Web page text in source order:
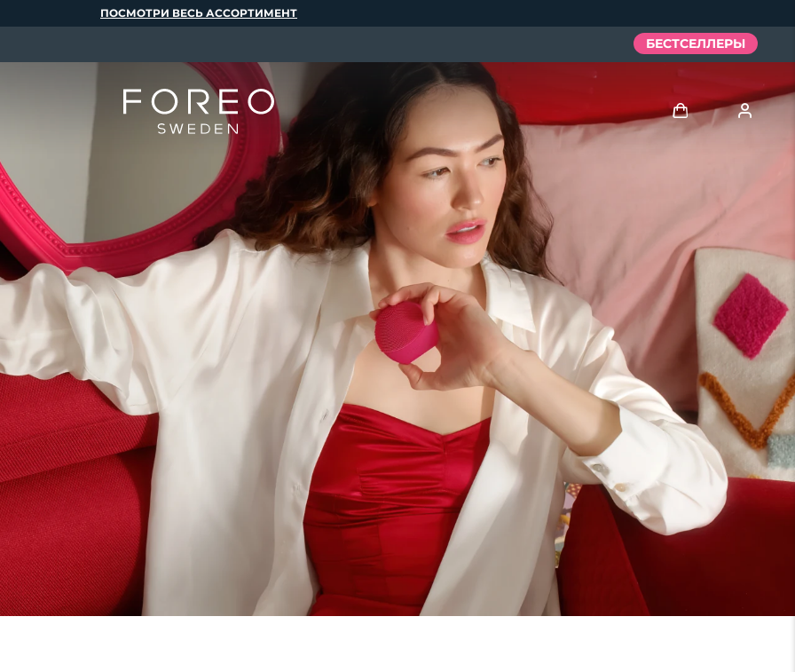
ПОСМОТРИ ВЕСЬ АССОРТИМЕНТ
БЕСТСЕЛЛЕРЫ
Профиль пользователя
Мои приборы
Мои заказы
Мои адреса
Мои подписки